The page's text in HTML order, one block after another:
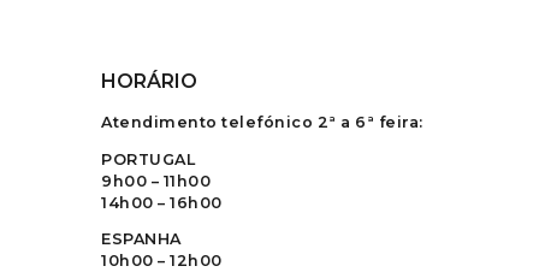
HORÁRIO
Atendimento telefónico 2ª a 6ª feira:
PORTUGAL
9h00 – 11h00
14h00 – 16h00
ESPANHA
10h00 – 12h00